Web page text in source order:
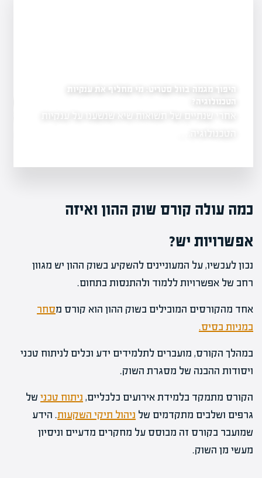
את ענקיות
ענקיות
דסק"ש בדרך להפוך לשלד בורסאי
דסק"ש, בשליטת מגה אור ואלקו, יוצאת למהלך
פישוט מבנה…
כמה עולה קורס שוק ההון ואיזה
אפשרויות יש?
נכון לעכשיו, על המעוניינים להשקיע בשוק ההון יש מגוון
רחב של אפשרויות ללמוד ולהתנסות בתחום.
אחד מהקורסים המובילים בשוק ההון הוא קורס מסחר
במניות בסיס.
במהלך הקורס, מועברים לתלמידים ידע וכלים לניתוח טכני
ויסודות ההבנה של מסגרת השוק.
הקורס מתמקד בלמידת אירועים כלכליים, ניתוח טכנישל
גרפים ושלבים מתקדמים של ניהול תיקי השקעות. הידע
שמועבר בקורס זה מבוסס על מחקרים מדעיים וניסיון
מעשי מן השוק.